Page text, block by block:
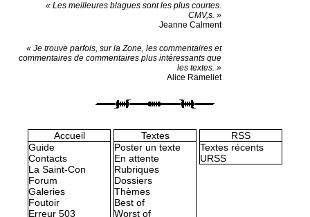
« Les meilleures blagues sont les plus courtes.
CMV,s. »
Jeanne Calment
« Je trouve parfois, sur la Zone, les commentaires et
commentaires de commentaires plus intéressants que
les textes. »
Alice Rameliet
Accueil
Guide
Contacts
La Saint-Con
Forum
Galeries
Foutoir
Erreur 503
Textes
Poster un texte
En attente
Rubriques
Dossiers
Thèmes
Best of
Worst of
RSS
Textes récents
URSS